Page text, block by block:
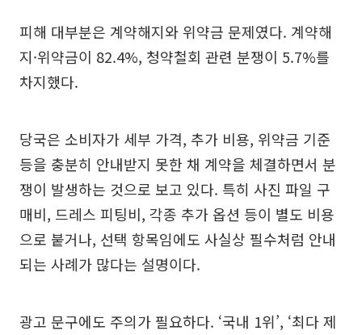
피해 대부분은 계약해지와 위약금 문제였다. 계약해
지·위약금이 82.4%, 청약철회 관련 분쟁이 5.7%를
차지했다.
당국은 소비자가 세부 가격, 추가 비용, 위약금 기준
등을 충분히 안내받지 못한 채 계약을 체결하면서 분
쟁이 발생하는 것으로 보고 있다. 특히 사진 파일 구
매비, 드레스 피팅비, 각종 추가 옵션 등이 별도 비용
으로 붙거나, 선택 항목임에도 사실상 필수처럼 안내
되는 사례가 많다는 설명이다.
광고 문구에도 주의가 필요하다. ‘국내 1위’, ‘최다 제